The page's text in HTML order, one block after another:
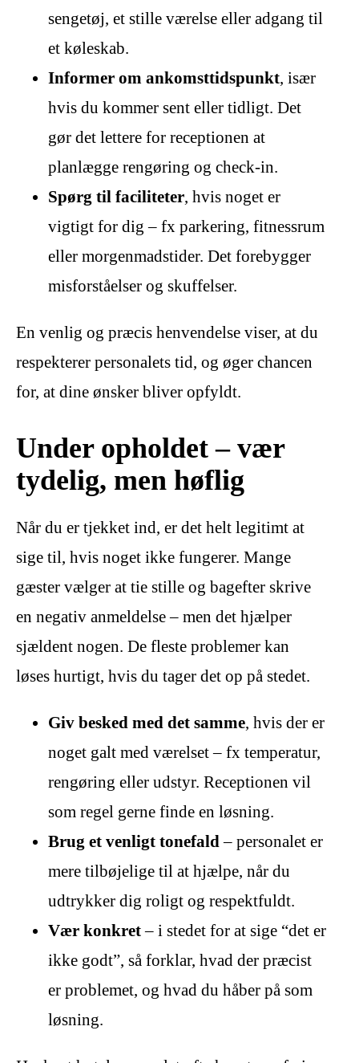
sengetøj, et stille værelse eller adgang til
et køleskab.
Informer om ankomsttidspunkt, især
hvis du kommer sent eller tidligt. Det
gør det lettere for receptionen at
planlægge rengøring og check-in.
Spørg til faciliteter, hvis noget er
vigtigt for dig – fx parkering, fitnessrum
eller morgenmadstider. Det forebygger
misforståelser og skuffelser.
En venlig og præcis henvendelse viser, at du
respekterer personalets tid, og øger chancen
for, at dine ønsker bliver opfyldt.
Under opholdet – vær
tydelig, men høflig
Når du er tjekket ind, er det helt legitimt at
sige til, hvis noget ikke fungerer. Mange
gæster vælger at tie stille og bagefter skrive
en negativ anmeldelse – men det hjælper
sjældent nogen. De fleste problemer kan
løses hurtigt, hvis du tager det op på stedet.
Giv besked med det samme, hvis der er
noget galt med værelset – fx temperatur,
rengøring eller udstyr. Receptionen vil
som regel gerne finde en løsning.
Brug et venligt tonefald – personalet er
mere tilbøjelige til at hjælpe, når du
udtrykker dig roligt og respektfuldt.
Vær konkret– i stedet for at sige “det er
ikke godt”, så forklar, hvad der præcist
er problemet, og hvad du håber på som
løsning.